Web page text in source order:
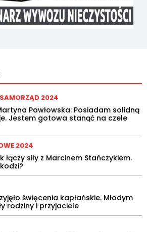
2024
Pawłowska: Posiadam solidną
Jestem gotowa stanąć na czele
2024
łączy siły z Marcinem Stańczykiem.
święcenia kapłańskie. Młodym
rodziny i przyjaciele